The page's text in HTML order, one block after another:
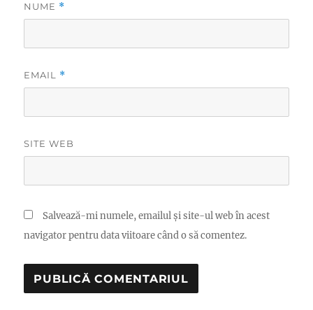
NUME *
EMAIL *
SITE WEB
Salvează-mi numele, emailul și site-ul web în acest
navigator pentru data viitoare când o să comentez.